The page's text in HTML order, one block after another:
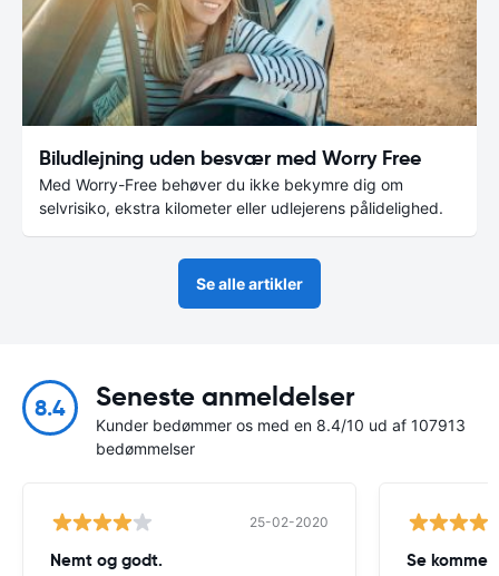
Biludlejning uden besvær med Worry Free
Med Worry-Free behøver du ikke bekymre dig om
selvrisiko, ekstra kilometer eller udlejerens pålidelighed.
Se alle artikler
8.4 Seneste anmeldelser
Kunder bedømmer os med en 8.4/10 ud af 107913
bedømmelser
25-02-2020
Nemt og godt. Se